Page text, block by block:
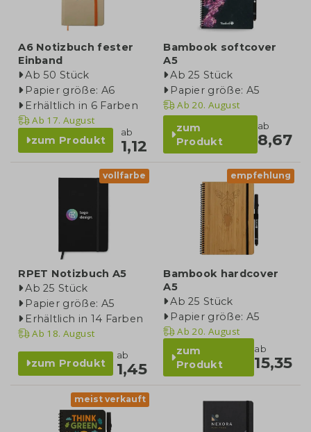
A6 Notizbuch fester
Einband
Ab 50 Stück
Papier größe: A6
Erhältlich in 6 Farben
Ab 17. August
zum Produkt
ab
1,12
Bambook softcover
A5
Ab 25 Stück
Papier größe: A5
Ab 20. August
zum
Produkt
ab
8,67
vollfarbe
RPET Notizbuch A5
Ab 25 Stück
Papier größe: A5
Erhältlich in 14 Farben
Ab 18. August
zum Produkt
ab
1,45
empfehlung
Bambook hardcover
A5
Ab 25 Stück
Papier größe: A5
Ab 20. August
zum
Produkt
ab
15,35
meist verkauft